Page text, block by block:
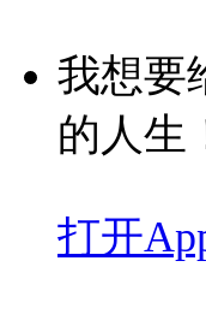
我想要
的人生
打开